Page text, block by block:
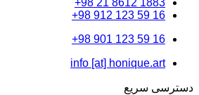
info [at]
سریع